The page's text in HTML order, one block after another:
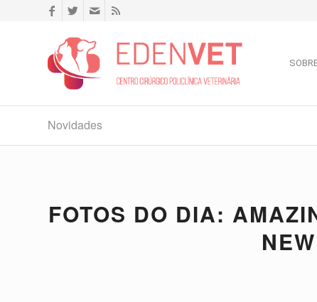
Novidades
FOTOS DO DIA: